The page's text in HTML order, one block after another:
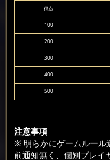
得点
100
200
300
400
500
注意事項
※ 明らかにゲームルール
前通知無く、個別プレイ